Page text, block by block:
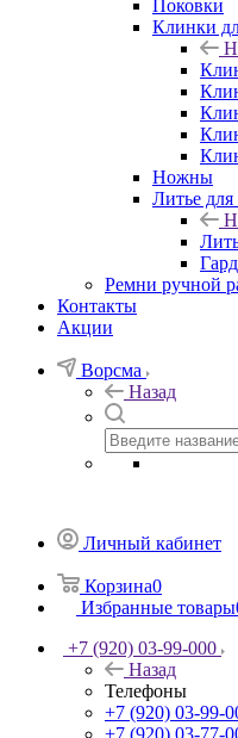
Поковки
Клинки
Ножны
Литье
Ремни ручной
Контакты
Акции
Ворсма
Назад
Личный кабинет
Корзина0
Избранные товары
+7 (920) 03-99-000
Назад
Телефоны
+7 (920) 03-99-
+7 (920) 03-77-